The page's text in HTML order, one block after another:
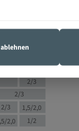
4/5
4/5
2/3
2/3
2/3
1,5/2,0
2,0 1/2